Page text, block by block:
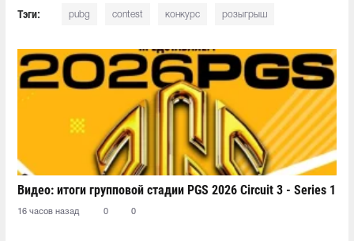
Тэги: pubg contest конкурс розыгрыш
Видео: итоги групповой стадии PGS 2026 Circuit 3 - Series 1
16 часов назад 0 0